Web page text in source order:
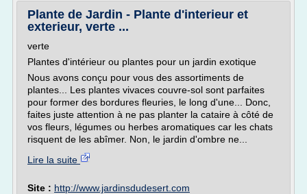
Plante de Jardin - Plante d'interieur et
exterieur, verte ...
verte
Plantes d'intérieur ou plantes pour un jardin exotique
Nous avons conçu pour vous des assortiments de
plantes... Les plantes vivaces couvre-sol sont parfaites
pour former des bordures fleuries, le long d'une... Donc,
faites juste attention à ne pas planter la cataire à côté de
vos fleurs, légumes ou herbes aromatiques car les chats
risquent de les abîmer. Non, le jardin d'ombre ne...
Lire la suite
Site : http://www.jardinsdudesert.com